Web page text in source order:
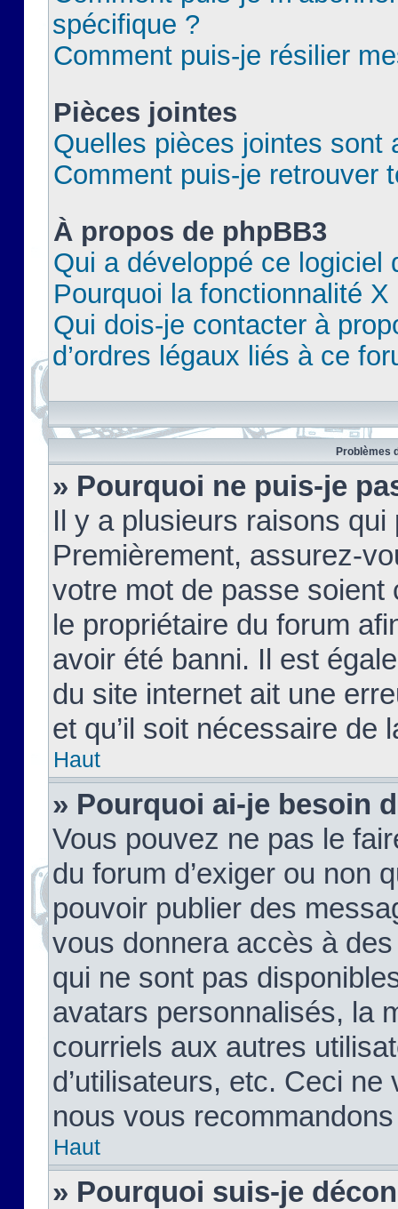
spécifique ?
Comment puis-je résilier
Pièces jointes
Quelles pièces jointes sont
Comment puis-je retrouver
À propos de phpBB3
Qui a développé ce logiciel
Pourquoi la fonctionnalité X
Qui dois-je contacter à
d’ordres légaux liés à ce
Problèmes
» Pourquoi ne puis-je
Il y a plusieurs raisons
Premièrement, assurez-
votre mot de passe soient
le propriétaire du forum
avoir été banni. Il est
du site internet ait une
et qu’il soit nécessaire de
Haut
» Pourquoi ai-je besoin
Vous pouvez ne pas le
du forum d’exiger ou non
pouvoir publier des
vous donnera accès à
qui ne sont pas
avatars personnalisés, la
courriels aux autres
d’utilisateurs, etc. Ceci
nous vous
Haut
» Pourquoi suis-je